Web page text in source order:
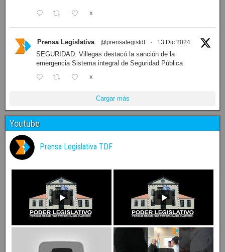
X
Prensa Legislativa @prensalegistdf · 13 Dic 2024
SEGURIDAD: Villegas destacó la sanción de la
emergencia Sistema integral de Seguridad Pública
X
Cargar más
Youtube
Prensa Legislativa TDF